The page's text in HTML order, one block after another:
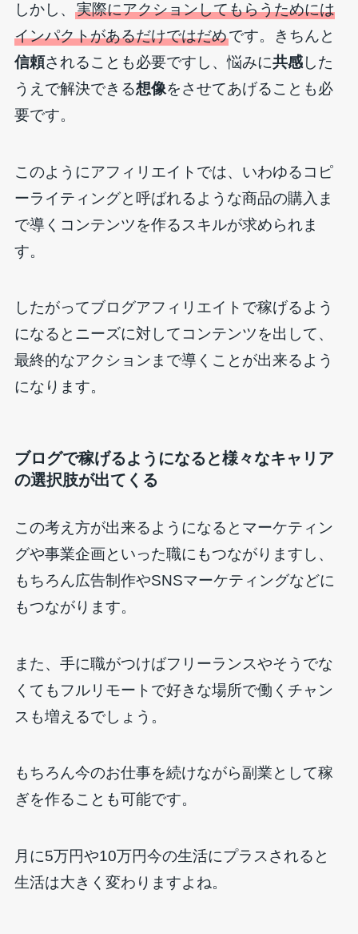
しかし、 実際にアクションしてもらうためには
インパクトがあるだけではだめです。きちんと
信頼されることも必要ですし、悩みに共感した
うえで解決できる想像をさせてあげることも必
要です。
このようにアフィリエイトでは、いわゆるコピ
ーライティングと呼ばれるような商品の購入ま
で導くコンテンツを作るスキルが求められま
す。
したがってブログアフィリエイトで稼げるよう
になるとニーズに対してコンテンツを出して、
最終的なアクションまで導くことが出来るよう
になります。
ブログで稼げるようになると様々なキャリア
の選択肢が出てくる
この考え方が出来るようになるとマーケティン
グや事業企画といった職にもつながりますし、
もちろん広告制作やSNSマーケティングなどに
もつながります。
また、手に職がつけばフリーランスやそうでな
くてもフルリモートで好きな場所で働くチャン
スも増えるでしょう。
もちろん今のお仕事を続けながら副業として稼
ぎを作ることも可能です。
月に5万円や10万円今の生活にプラスされると
生活は大きく変わりますよね。